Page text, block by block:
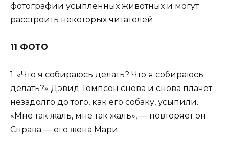
фотографии усыпленных животных и могут
расстроить некоторых читателей.
11 ФОТО
1. «Что я собираюсь делать? Что я собираюсь
делать?» Дэвид Томпсон снова и снова плачет
незадолго до того, как его собаку, усыпили.
«Мне так жаль, мне так жаль», — повторяет он.
Справа — его жена Мари.